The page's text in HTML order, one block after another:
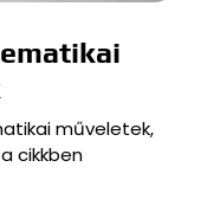
műveletek,
cikkben